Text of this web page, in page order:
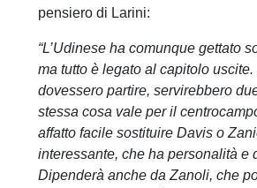
pensiero di Larini:
“L’Udinese ha comunque gettato
ma tutto è legato al capitolo
dovessero partire, servirebbero
stessa cosa vale per il
affatto facile sostituire Davis o
interessante, che ha personalità e
Dipenderà anche da Zanoli, che